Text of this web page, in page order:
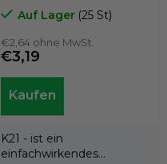
10 K21-090/3 NBR,
Auf Lager (25 St)
€2,64 ohne MwSt.
€3,19
K21 - ist ein
einfachwirkendes